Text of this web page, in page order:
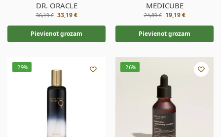
DR. ORACLE
36,19€ 33,19€
Pievienot grozam
MEDICUBE
24,89€ 19,19€
Pievienot grozam
-29% -26%